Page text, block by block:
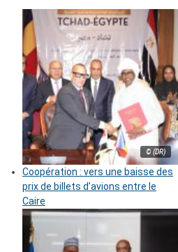
© (DR)
Coopération : vers une baisse des
prix de billets d’avions entre le
Caire